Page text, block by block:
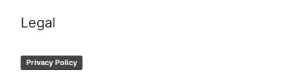
Legal
Privacy Policy